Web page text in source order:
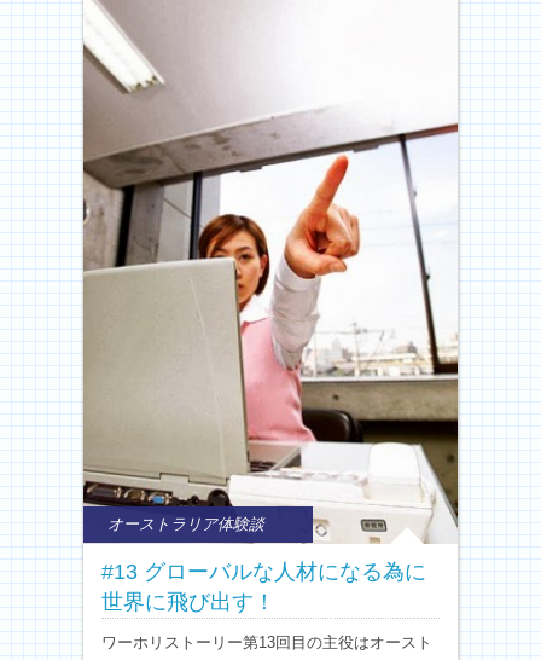
オーストラリア体験談
#13 グローバルな人材になる為に
世界に飛び出す！
ワーホリストーリー第13回目の主役はオースト